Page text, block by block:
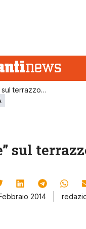
sul terrazzo…
sul
2014